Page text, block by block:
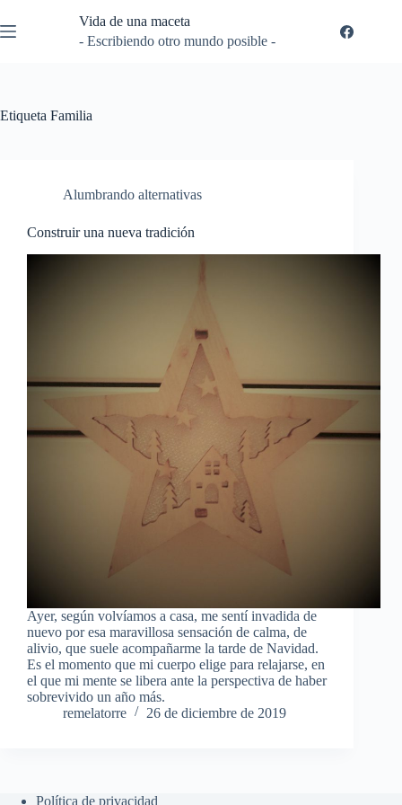
al
contenido
Vida de una maceta
- Escribiendo otro mundo posible -
Etiqueta Familia
Alumbrando alternativas
Construir una nueva tradición
Ayer, según volvíamos a casa, me sentí invadida de
nuevo por esa maravillosa sensación de calma, de
alivio, que suele acompañarme la tarde de Navidad.
Es el momento que mi cuerpo elige para relajarse, en
el que mi mente se libera ante la perspectiva de haber
sobrevivido un año más.
remelatorre
26 de diciembre de 2019
Política de privacidad